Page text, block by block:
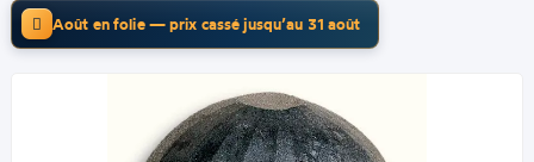
Août en folie — prix cassé jusqu’au 31 août